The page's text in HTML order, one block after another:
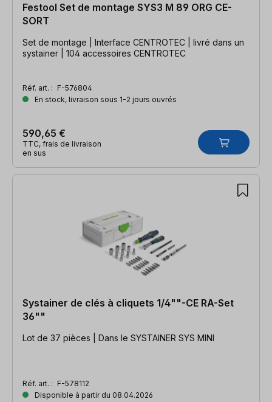
Festool Set de montage SYS3 M 89 ORG CE-
SORT
Set de montage | Interface CENTROTEC | livré dans un
systainer | 104 accessoires CENTROTEC
Réf. art. : F-576804
En stock, livraison sous 1-2 jours ouvrés
590,65 €
TTC, frais de livraison
en sus
Systainer de clés à cliquets 1/4""-CE RA-Set
36""
Lot de 37 pièces | Dans le SYSTAINER SYS MINI
Réf. art. : F-578112
Disponible à partir du 08.04.2026